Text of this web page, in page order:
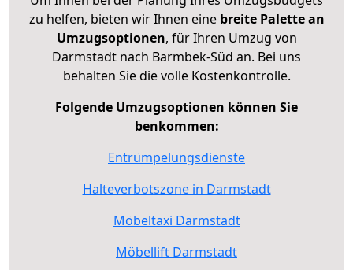
zu helfen, bieten wir Ihnen eine breite Palette an
Umzugsoptionen, für Ihren Umzug von
Darmstadt nach Barmbek-Süd an. Bei uns
behalten Sie die volle Kostenkontrolle.
Folgende Umzugsoptionen können Sie
benkommen:
Entrümpelungsdienste
Halteverbotszone in Darmstadt
Möbeltaxi Darmstadt
Möbellift Darmstadt